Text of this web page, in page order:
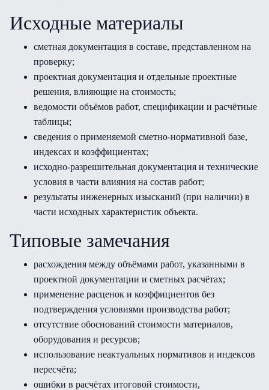
Исходные материалы
сметная документация в составе, представленном на
проверку;
проектная документация и отдельные проектные
решения, влияющие на стоимость;
ведомости объёмов работ, спецификации и расчётные
таблицы;
сведения о применяемой сметно-нормативной базе,
индексах и коэффициентах;
исходно-разрешительная документация и технические
условия в части влияния на состав работ;
результаты инженерных изысканий (при наличии) в
части исходных характеристик объекта.
Типовые замечания
расхождения между объёмами работ, указанными в
проектной документации и сметных расчётах;
применение расценок и коэффициентов без
подтверждения условиями производства работ;
отсутствие обоснований стоимости материалов,
оборудования и ресурсов;
использование неактуальных нормативов и индексов
пересчёта;
ошибки в расчётах итоговой стоимости,